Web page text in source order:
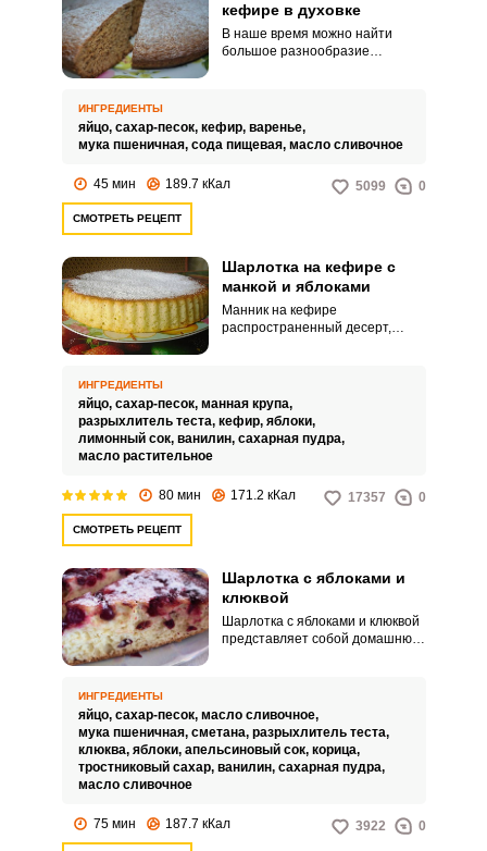
кефире в духовке
В наше время можно найти
большое разнообразие
начинку любимого варенья
станет для вас приятным
открытием.
ИНГРЕДИЕНТЫ
яйцо, сахар-песок, кефир, варенье,
мука пшеничная, сода пищевая, масло сливочное
45 мин 189.7 кКал 5099 0
СМОТРЕТЬ РЕЦЕПТ
Шарлотка на кефире с
манкой и яблоками
Манник на кефире
распространенный десерт,
считанные минуты.
ИНГРЕДИЕНТЫ
яйцо, сахар-песок, манная крупа,
разрыхлитель теста, кефир, яблоки,
лимонный сок, ванилин, сахарная пудра,
масло растительное
80 мин 171.2 кКал 17357 0
СМОТРЕТЬ РЕЦЕПТ
Шарлотка с яблоками и
клюквой
Шарлотка с яблоками и клюквой
представляет собой домашнюю
замороженную.
ИНГРЕДИЕНТЫ
яйцо, сахар-песок, масло сливочное,
мука пшеничная, сметана, разрыхлитель теста,
клюква, яблоки, апельсиновый сок, корица,
тростниковый сахар, ванилин, сахарная пудра,
масло сливочное
75 мин 187.7 кКал 3922 0